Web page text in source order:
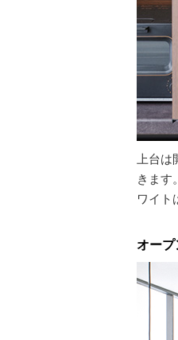
上台
きます
ワイト
オープ